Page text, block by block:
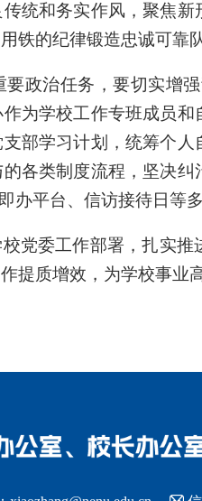
传统和务实作风，聚焦新
铁的纪律锻造忠诚可靠队
政治任务，要切实增
为学校工作专班成员
支部学习计划，统筹个人
的各类制度流程 ， 坚决纠
办平台、信访接待日等
党委工作部署，扎实
提质增效，为学校事业